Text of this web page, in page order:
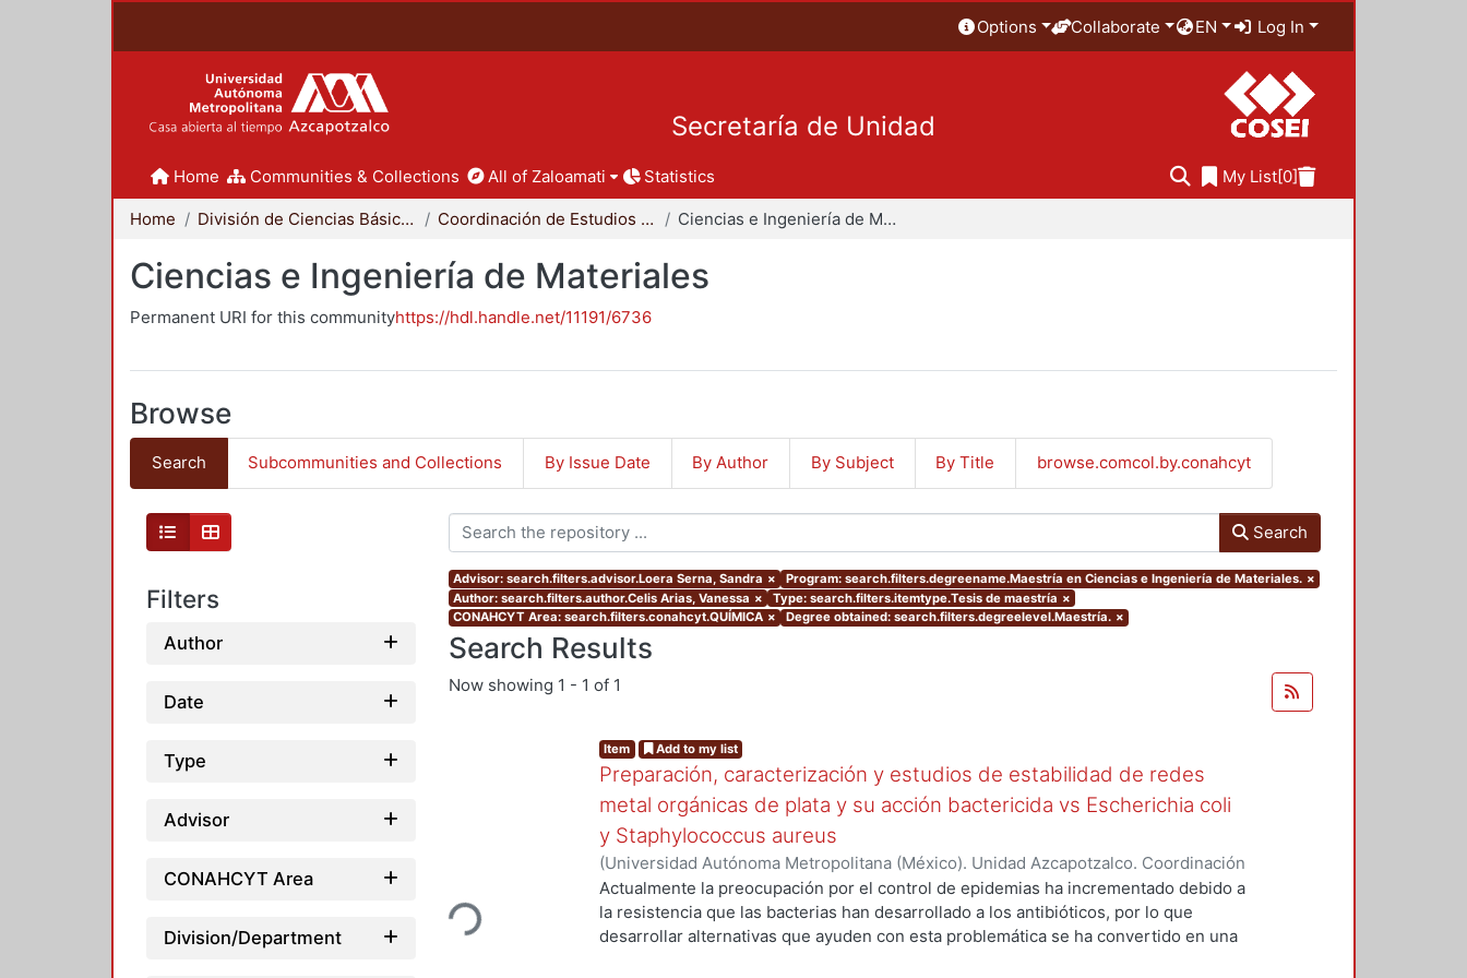
Options Collaborate EN Log In
Secretaría de Unidad
Home Communities & Collections All of Zaloamati Statistics My List[0]
Home División de Ciencias Básicas e Ingeniería Coordinación de Estudios de Posgrado - CBI Ciencias e Ingeniería de Materiales
Ciencias e Ingeniería de Materiales
Permanent URI for this communityhttps://hdl.handle.net/11191/6736
Browse
Search Subcommunities and Collections By Issue Date By Author By Subject By Title browse.comcol.by.conahcyt
Filters
Author
Date
Type
Advisor
CONAHCYT Area
Division/Department
Search
Advisor: search.filters.advisor.Loera Serna, Sandra × Program: search.filters.degreename.Maestría en Ciencias e Ingeniería de Materiales. ×
Author: search.filters.author.Celis Arias, Vanessa × Type: search.filters.itemtype.Tesis de maestría ×
CONAHCYT Area: search.filters.conahcyt.QUÍMICA × Degree obtained: search.filters.degreelevel.Maestría. ×
Search Results
Now showing 1 - 1 of 1
Loading...
Item Add to my list
Preparación, caracterización y estudios de estabilidad de redes
metal orgánicas de plata y su acción bactericida vs Escherichia coli
y Staphylococcus aureus
(Universidad Autónoma Metropolitana (México). Unidad Azcapotzalco. Coordinación
de Servicios de Información., 2019-06)Celis Arias, Vanessa
Actualmente la preocupación por el control de epidemias ha incrementado debido a
la resistencia que las bacterias han desarrollado a los antibióticos, por lo que
desarrollar alternativas que ayuden con esta problemática se ha convertido en una